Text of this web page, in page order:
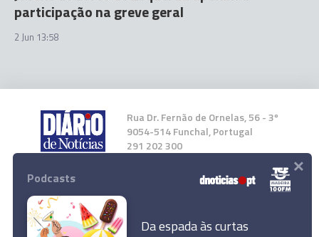
participação na greve geral
2 Jun 13:58
Rua Dr. Fernão de Ornelas, 56 - 3º
9054-514 Funchal, Portugal
291 202 300
Instale a nossa App
Podcasts
Da espada às curtas
×